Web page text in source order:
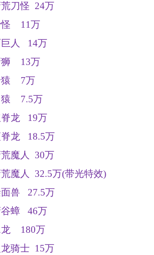
刀怪 24万
11万
人
14万
13万
7万
7.5万
龙 19万
龙 18.5万
魔人
30万
魔人
32.5万(带光特效)
兽 27.5万
蟑 46万
180万
骑士 15万